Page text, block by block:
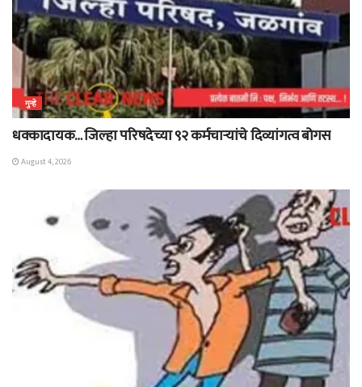
गुन्हे
धक्कादायक… जिल्हा परिषदेच्या ९२ कर्मचाऱ्यांचे दिव्यांगत्व बोगस
August 4, 2026